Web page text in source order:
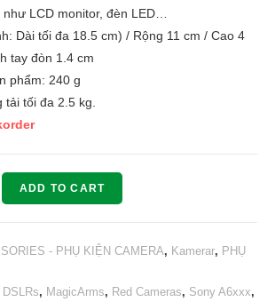
LCD monitor, đèn LED…
Dài tối đa 18.5 cm) / Rộng 11 cm / Cao 4
tay đòn 1.4 cm
phẩm: 240 g
tải tối đa 2.5 kg.
ADD TO CART
- PHỤ KIỆN CAMERA, Kamerar, PHỤ
DSLRs, MagicArms, Red Cameras, Sony A6xxx,